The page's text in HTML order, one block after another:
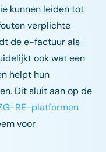
kunnen leiden tot
verplichte
de e-factuur als
ook wat een
helpt hun
Dit sluit aan op de
RE-platformen
voor